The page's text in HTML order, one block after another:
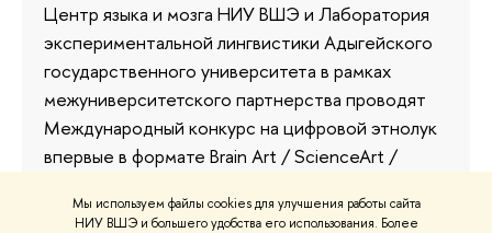
Мы используем файлы cookies для улучшения работы сайта
НИУ ВШЭ и большего удобства его использования. Более
Центр языка и мозга НИУ ВШЭ и Лаборатория
экспериментальной лингвистики Адыгейского
государственного университета в рамках
межуниверситетского партнерства проводят
Международный конкурс на цифровой этнолук
впервые в формате Brain Art / ScienceArt /
года.